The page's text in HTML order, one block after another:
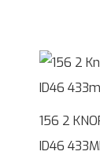
156 2
ID46